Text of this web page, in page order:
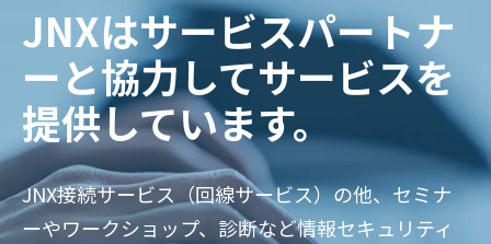
JNXはサービスパートナ
ーと協力してサービスを
提供しています。
JNX接続サービス（回線サービス）の他、セミナ
ーやワークショップ、診断など情報セキュリティ